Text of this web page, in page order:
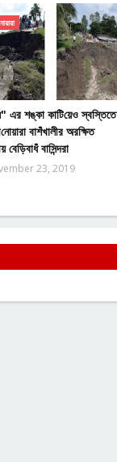
এর শঙ্কা কা‌টি‌য়েও স্ব‌স্তিতে
বাশঁখালীর অর‌ক্ষিত
বা‌সিন্দরা
23, 2019